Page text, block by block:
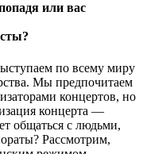
или вас
по всему миру
Мы предпочитаем
концертов, но
концерта —
общаться с людьми,
Рассмотрим,